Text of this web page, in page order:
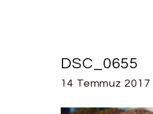
DSC_0655
14 Temmuz 2017